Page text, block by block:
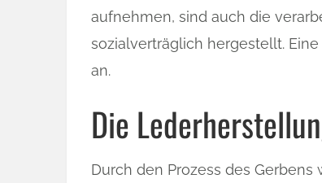
aufnehmen, sind auch die
sozialverträglich hergestellt.
an.
Die
Durch den Prozess des